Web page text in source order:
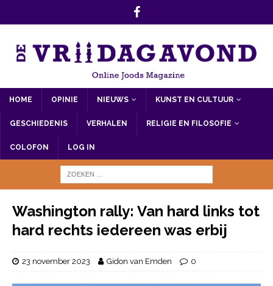
HOME OPINIE NIEUWS KUNST EN CULTUUR
GESCHIEDENIS VERHALEN RELIGIE EN FILOSOFIE
COLOFON LOG IN
Washington rally: Van hard links tot
hard rechts iedereen was erbij
23 november 2023 Gidon van Emden 0